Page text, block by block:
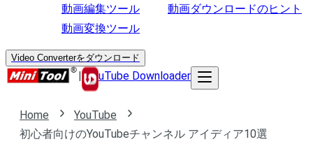
動画編集ツール
動画変換ツール
動画ダウンロードのヒント
Video Converterをダウンロード
| uTube Downloader
Home
YouTube
初心者向けのYouTubeチャンネル アイディア10選